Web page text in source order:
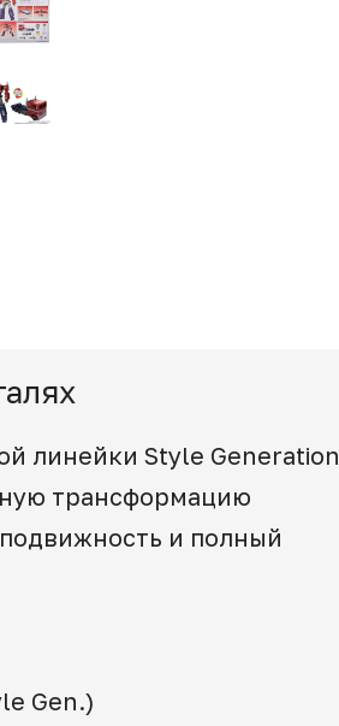
линейки Style Generation
трансформацию
и полный
Gen.)